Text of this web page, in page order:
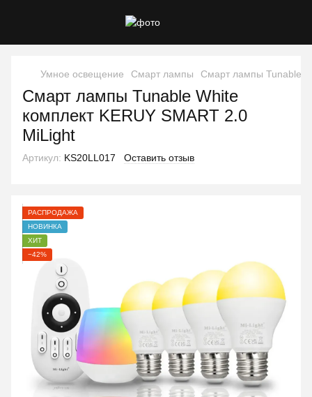
Умное освещение Смарт лампы Смарт лампы Tunable
Смарт лампы Tunable White
комплект KERUY SMART 2.0
MiLight
Артикул: KS20LL017 Оставить отзыв
РАСПРОДАЖА
НОВИНКА
ХИТ
−42%